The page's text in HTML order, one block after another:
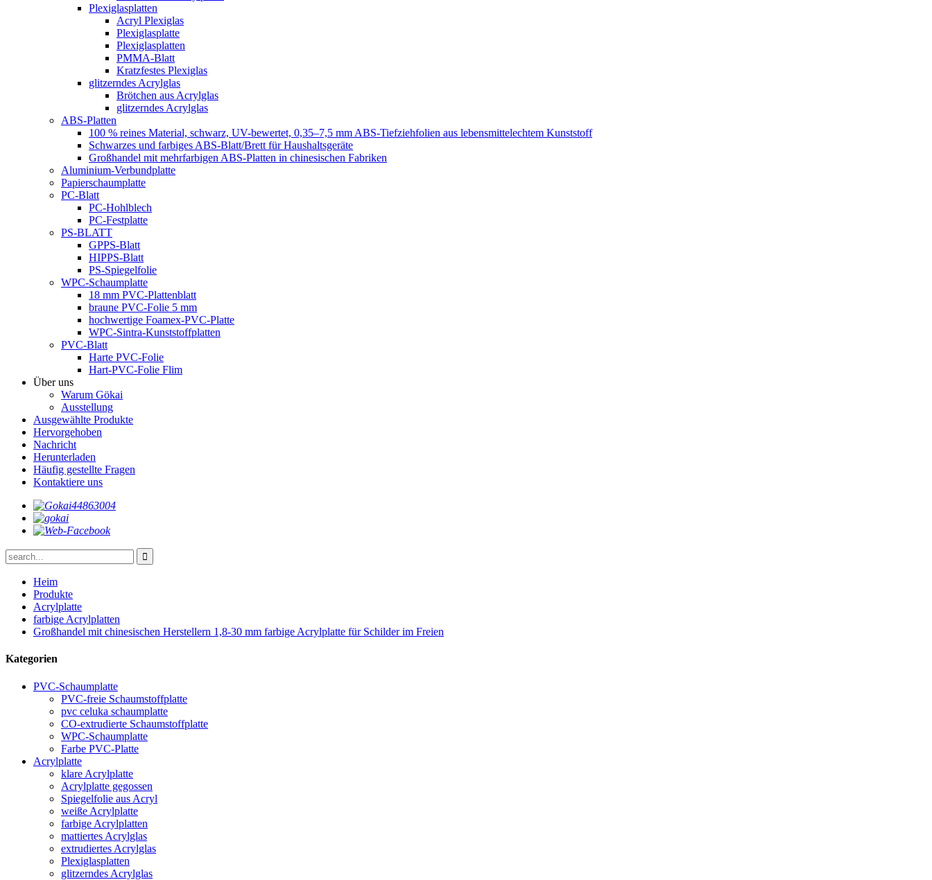
Plexiglasplatten
Acryl Plexiglas
Plexiglasplatte
Plexiglasplatten
PMMA-Blatt
Kratzfestes Plexiglas
glitzerndes Acrylglas
Brötchen aus Acrylglas
glitzerndes Acrylglas
ABS-Platten
100 % reines Material, schwarz, UV-bewertet, 0,35–7,5 mm ABS-Tiefziehfolien aus lebensmittelechtem Kunststoff
Schwarzes und farbiges ABS-Blatt/Brett für Haushaltsgeräte
Großhandel mit mehrfarbigen ABS-Platten in chinesischen Fabriken
Aluminium-Verbundplatte
Papierschaumplatte
PC-Blatt
PC-Hohlblech
PC-Festplatte
PS-BLATT
GPPS-Blatt
HIPPS-Blatt
PS-Spiegelfolie
WPC-Schaumplatte
18 mm PVC-Plattenblatt
braune PVC-Folie 5 mm
hochwertige Foamex-PVC-Platte
WPC-Sintra-Kunststoffplatten
PVC-Blatt
Harte PVC-Folie
Hart-PVC-Folie Flim
Über uns
Warum Gökai
Ausstellung
Ausgewählte Produkte
Hervorgehoben
Nachricht
Herunterladen
Häufig gestellte Fragen
Kontaktiere uns
Heim
Produkte
Acrylplatte
farbige Acrylplatten
Großhandel mit chinesischen Herstellern 1,8-30 mm farbige Acrylplatte für Schilder im Freien
Kategorien
PVC-Schaumplatte
PVC-freie Schaumstoffplatte
pvc celuka schaumplatte
CO-extrudierte Schaumstoffplatte
WPC-Schaumplatte
Farbe PVC-Platte
Acrylplatte
klare Acrylplatte
Acrylplatte gegossen
Spiegelfolie aus Acryl
weiße Acrylplatte
farbige Acrylplatten
mattiertes Acrylglas
extrudiertes Acrylglas
Plexiglasplatten
glitzerndes Acrylglas